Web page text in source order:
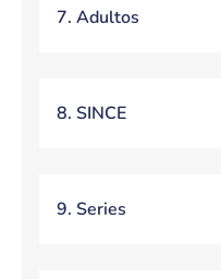
7. Adultos
8. SINCE
9. Series